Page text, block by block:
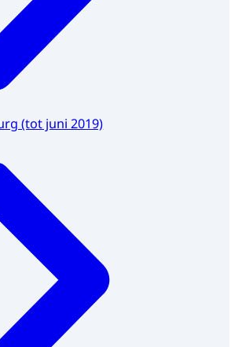
(tot juni 2019)